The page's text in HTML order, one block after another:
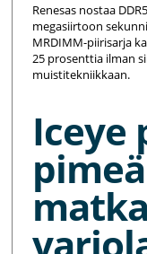
Renesas nostaa
megasiirtoon
MRDIMM-piirisarja
25 prosenttia ilman
muistitekniikkaan.
Iceye